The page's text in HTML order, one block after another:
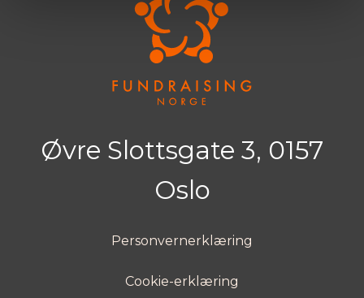
Øvre Slottsgate 3, 0157
Oslo
Personvernerklæring
Cookie-erklæring